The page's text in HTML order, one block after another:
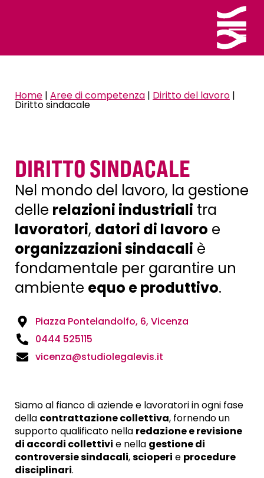
Home | Aree di competenza | Diritto del lavoro |
Diritto sindacale
DIRITTO SINDACALE
Nel mondo del lavoro, la gestione
delle relazioni industriali tra
lavoratori, datori di lavoro e
organizzazioni sindacali è
fondamentale per garantire un
ambiente equo e produttivo.
Piazza Pontelandolfo, 6, Vicenza
0444 525115
vicenza@studiolegalevis.it
Siamo al fianco di aziende e lavoratori in ogni fase
della contrattazione collettiva, fornendo un
supporto qualificato nella redazione e revisione
di accordi collettivi e nella gestione di
controversie sindacali,scioperi e procedure
disciplinari.